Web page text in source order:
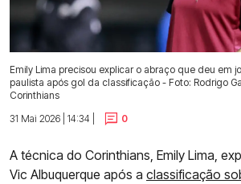
Emily Lima precisou explicar o abraço que deu em
paulista após gol da classificação - Foto: Rodrigo
Corinthians
31 Mai 2026 | 14:34 |
0
A técnica do Corinthians, Emily Lima,
Vic Albuquerque após a classificação